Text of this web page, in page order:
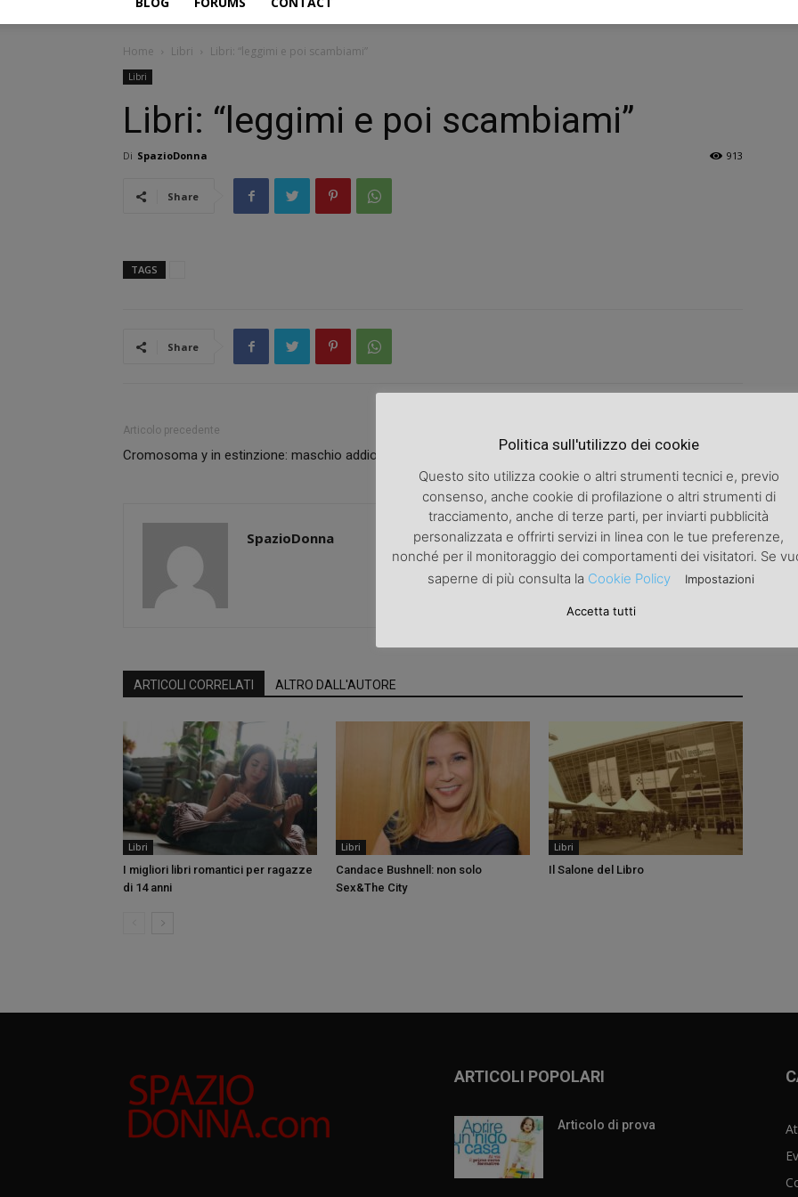
Home Libri Libri: “leggimi e poi scambiami”
Libri
Libri: “leggimi e poi scambiami”
Di SpazioDonna 913
Share
TAGS
Share
Articolo precedente
Cromosoma y in estinzione: maschio addio? Contro i fumatori sanzioni severe
SpazioDonna
ARTICOLI CORRELATI ALTRO DALL'AUTORE
Libri
I migliori libri romantici per ragazze
di 14 anni
Libri
Candace Bushnell: non solo
Sex&The City
Libri
Il Salone del Libro
ARTICOLI POPOLARI
Articolo di prova
Politica sull'utilizzo dei cookie
Questo sito utilizza cookie o altri strumenti tecnici e, previo
consenso, anche cookie di profilazione o altri strumenti di
tracciamento, anche di terze parti, per inviarti pubblicità
personalizzata e offrirti servizi in linea con le tue preferenze,
nonché per il monitoraggio dei comportamenti dei visitatori. Se
saperne di più consulta la Cookie Policy Impostazioni
Accetta tutti